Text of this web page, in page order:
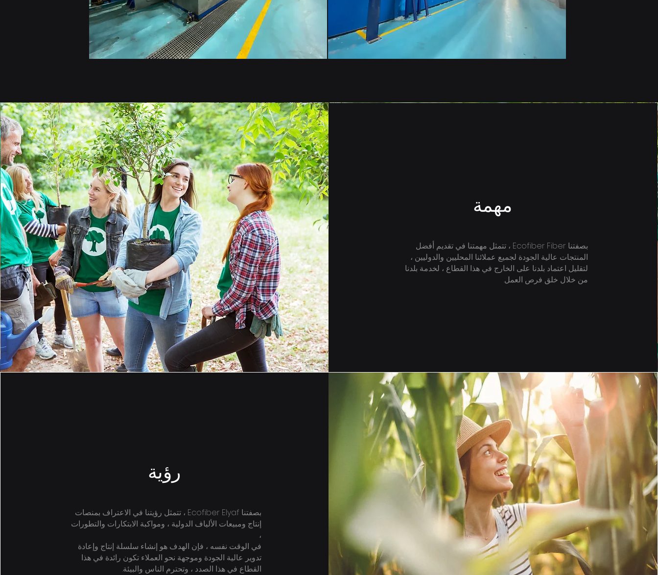
مهمة
بصفتنا Ecofiber Fiber ، تتمثل مهمتنا في تقديم أفضل
المنتجات عالية الجودة لجميع عملائنا المحليين والدوليين ،
لتقليل اعتماد بلدنا على الخارج في هذا القطاع ، لخدمة بلدنا
من خلال خلق فرص العمل.
رؤية
بصفتنا Ecofiber Elyaf ، تتمثل رؤيتنا في الاعتراف بمنصات
إنتاج ومبيعات الألياف الدولية ، ومواكبة الابتكارات والتطورات
،
في الوقت نفسه ، فإن الهدف هو إنشاء سلسلة إنتاج وإعادة
تدوير عالية الجودة وموجهة نحو العملاء تكون رائدة في هذا
القطاع في هذا الصدد ، وتحترم الناس والبيئة.